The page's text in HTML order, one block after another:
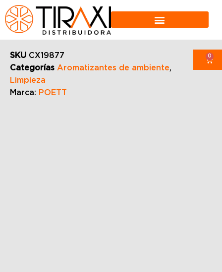
SKU CX19877
Categorías Aromatizantes de ambiente,
Limpieza
Marca: POETT
0